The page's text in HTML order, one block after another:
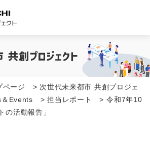
ページ > 次世代未来都市 共創プロジェ
＆Events >担当レポート > 令和7年10
の活動報告」